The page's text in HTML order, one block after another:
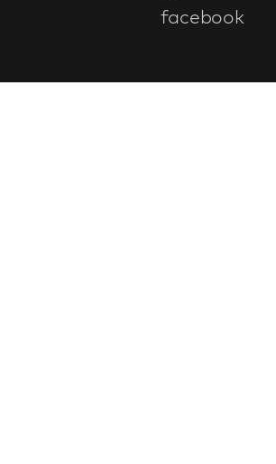
facebook
Klantenservice